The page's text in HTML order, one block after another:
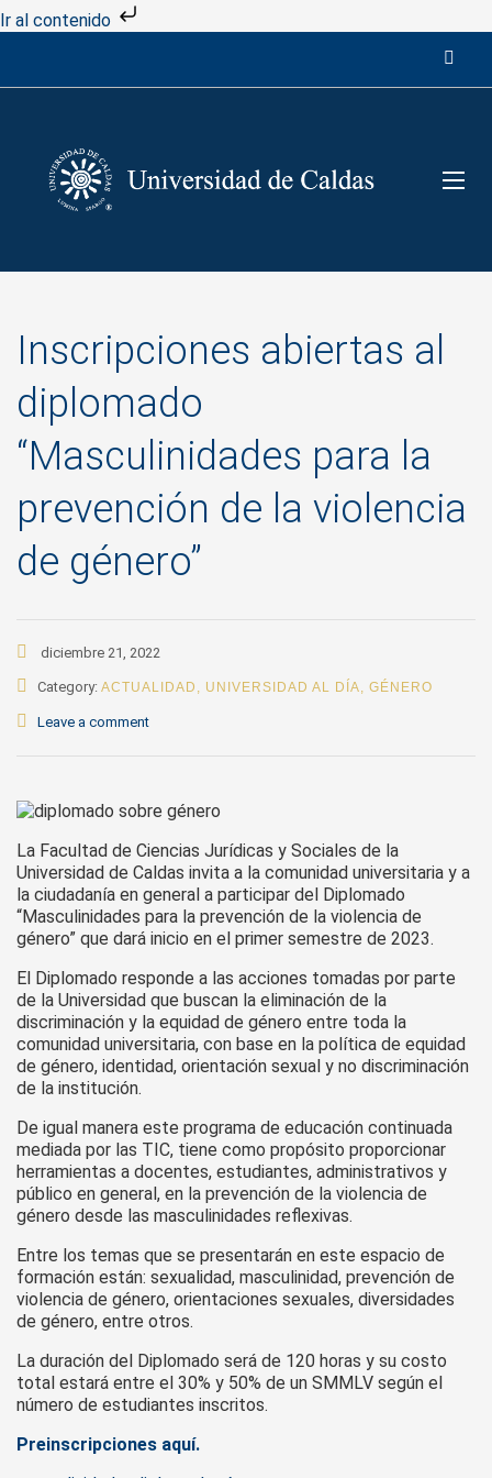
Ir al contenido
Inscripciones abiertas al
diplomado
“Masculinidades para la
prevención de la violencia
de género”
diciembre 21, 2022
Category: ACTUALIDAD , UNIVERSIDAD AL DÍA, GÉNERO
Leave a comment
La Facultad de Ciencias Jurídicas y Sociales de la
Universidad de Caldas invita a la comunidad universitaria y a
la ciudadanía en general a participar del Diplomado
“Masculinidades para la prevención de la violencia de
género” que dará inicio en el primer semestre de 2023.
El Diplomado responde a las acciones tomadas por parte
de la Universidad que buscan la eliminación de la
discriminación y la equidad de género entre toda la
comunidad universitaria, con base en la política de equidad
de género, identidad, orientación sexual y no discriminación
de la institución.
De igual manera este programa de educación continuada
mediada por las TIC, tiene como propósito proporcionar
herramientas a docentes, estudiantes, administrativos y
público en general, en la prevención de la violencia de
género desde las masculinidades reflexivas.
Entre los temas que se presentarán en este espacio de
formación están: sexualidad, masculinidad, prevención de
violencia de género, orientaciones sexuales, diversidades
de género, entre otros.
La duración del Diplomado será de 120 horas y su costo
total estará entre el 30% y 50% de un SMMLV según el
número de estudiantes inscritos.
Preinscripciones aquí.